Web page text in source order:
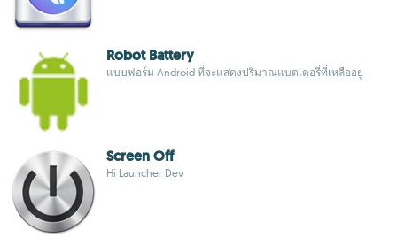
Robot Battery
แบบฟอร์ม Android ที่จะแสดงปริมาณแบตเตอรี่ที่เหลืออยู่
Screen Off
Hi Launcher Dev